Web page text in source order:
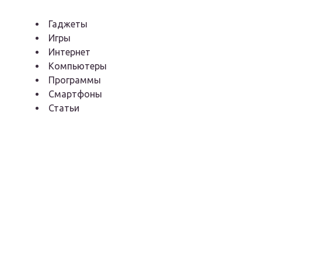
Гаджеты
Игры
Интернет
Компьютеры
Программы
Смартфоны
Статьи